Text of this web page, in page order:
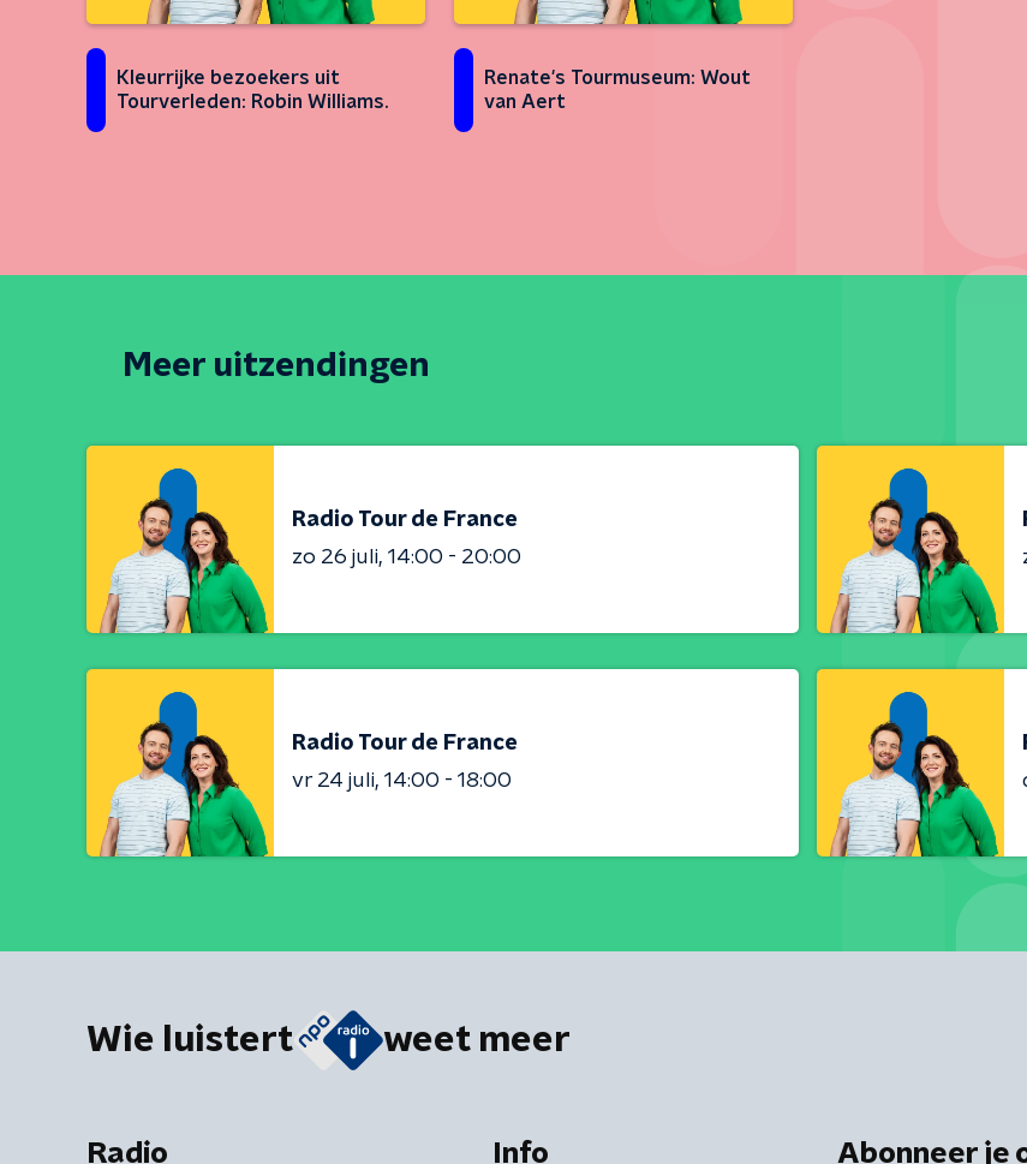
Kleurrijke bezoekers uit
Tourverleden: Robin Williams.
Renate's Tourmuseum: Wout
van Aert
Meer uitzendingen
Radio Tour de France
zo 26 juli 14:00 - 20:00
Radio Tour de France
vr 24 juli 14:00 - 18:00
Wie luistert weet meer
Radio Info Abonneer je